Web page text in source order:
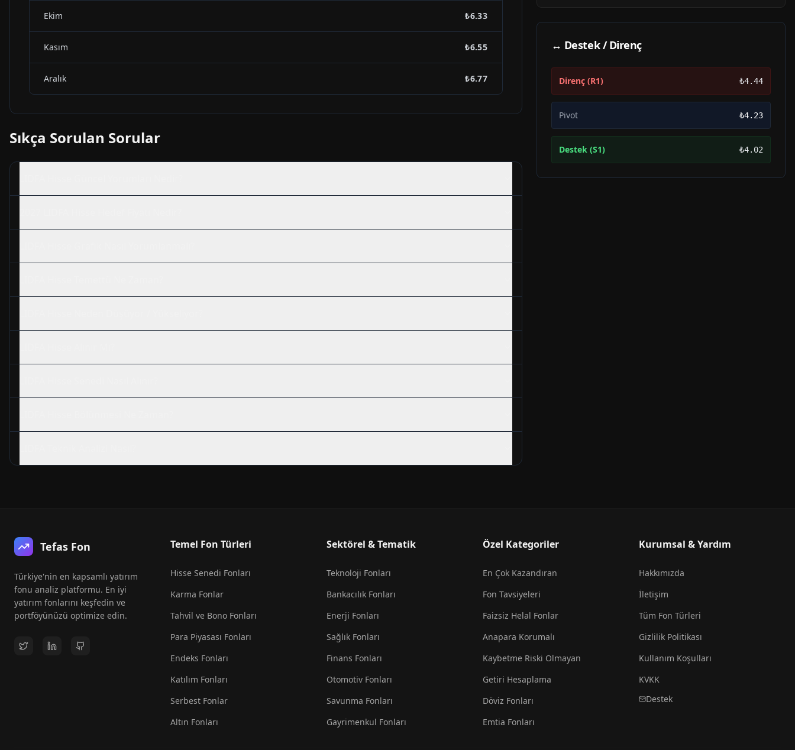
Ekim ₺6.33
Kasım ₺6.55
Aralık ₺6.77
Sıkça Sorulan Sorular
↔ Destek / Direnç
Direnç (R1) ₺4.44
Pivot ₺4.23
Destek (S1) ₺4.02
Tefas Fon
Türkiye'nin en kapsamlı yatırım
fonu analiz platformu. En iyi
yatırım fonlarını keşfedin ve
portföyünüzü optimize edin.
Temel Fon Türleri
Hisse Senedi Fonları
Karma Fonlar
Tahvil ve Bono Fonları
Para Piyasası Fonları
Endeks Fonları
Katılım Fonları
Serbest Fonlar
Altın Fonları
Sektörel & Tematik
Teknoloji Fonları
Bankacılık Fonları
Enerji Fonları
Sağlık Fonları
Finans Fonları
Otomotiv Fonları
Savunma Fonları
Gayrimenkul Fonları
Özel Kategoriler
En Çok Kazandıran
Fon Tavsiyeleri
Faizsiz Helal Fonlar
Anapara Korumalı
Kaybetme Riski Olmayan
Getiri Hesaplama
Döviz Fonları
Emtia Fonları
Kurumsal & Yardım
Hakkımızda
İletişim
Tüm Fon Türleri
Gizlilik Politikası
Kullanım Koşulları
KVKK
Destek